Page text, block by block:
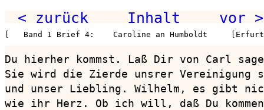
< zurück Inhalt vor >
[   Band 1 Brief 4:    Caroline an Humboldt
Du hierher kommst. Laß Dir von Carl
Sie wird die Zierde unsrer
und unser Liebling. Wilhelm, es gibt
wie ihr Herz. Ob ich will, daß Du